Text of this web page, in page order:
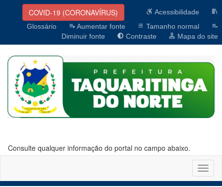
COVID-19 (CORONAVÍRUS)
Acessibilidade
Glossário
Aumentar fonte
Tamanho normal
Diminuir fonte
Contraste Mapa do site
Consulte qualquer informação do portal no campo abaixo.